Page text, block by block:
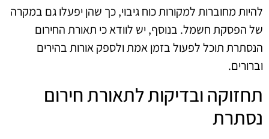
להיות מחוברות למקורות כוח גיבוי, כך שהן יפעלו גם במקרה
של הפסקת חשמל. בנוסף, יש לוודא כי תאורת החירום
הנסתרת תוכל לפעול בזמן אמת ולספק אורות בהירים
וברורים.
תחזוקה ובדיקות לתאורת חירום
נסתרת